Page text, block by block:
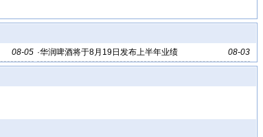
08-05 08-03
·华润啤酒将于8月19日发布上半年业绩